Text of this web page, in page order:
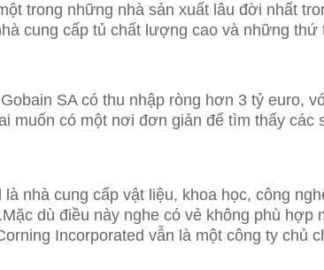
trong những nhà sản xuất lâu đời nhất
cung cấp tủ chất lượng cao và những
SA có thu nhập ròng hơn 3 tỷ euro,
muốn có một nơi đơn giản để tìm thấy các
là nhà cung cấp vật liệu, khoa học, công
dù điều này nghe có vẻ không phù
Incorporated vẫn là một công ty chủ